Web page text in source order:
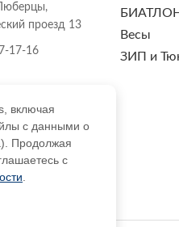
проезд 13
17-16
Весы
ЗИП и
включая
с данными о
Продолжая
с